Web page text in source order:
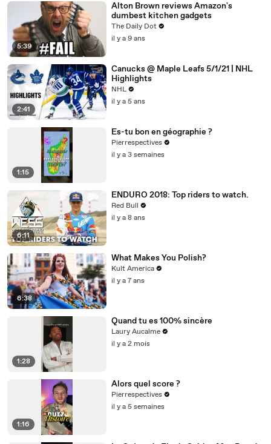
5:39
Alton Brown reviews Amazon's
dumbest kitchen gadgets
The Daily Dot
il y a 9 ans
2:41
Canucks @ Maple Leafs 5/1/21 | NHL
Highlights
NHL
il y a 5 ans
1:15
Es-tu bon en géographie ?
Pierrespectives
il y a 3 semaines
6:11
ENDURO 2018: Top riders to watch.
Red Bull
il y a 8 ans
6:38
What Makes You Polish?
Kult America
il y a 7 ans
1:28
Quand tu es 100% sincère
Laury Aucalme
il y a 2 mois
1:16
Alors quel score ?
Pierrespectives
il y a 5 semaines